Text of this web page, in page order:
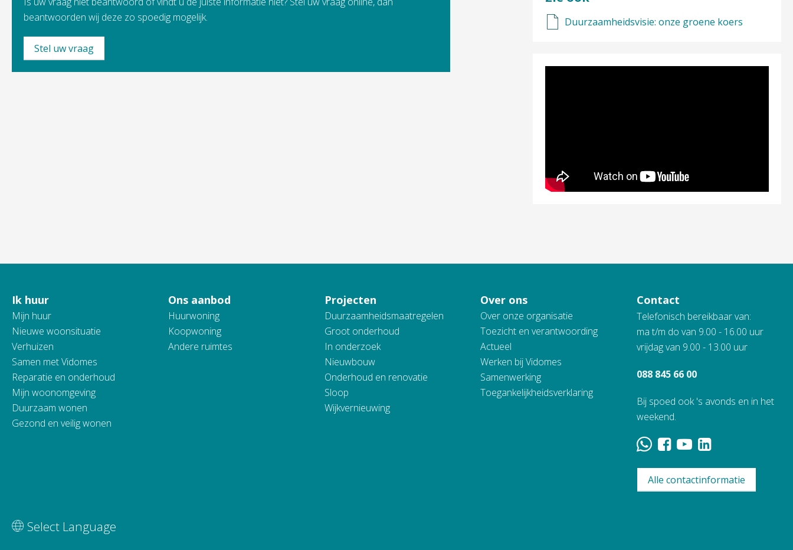
beantwoorden wij deze zo spoedig mogelijk.
Stel uw vraag
Duurzaamheidsvisie: onze groene koers
Contactinformatie
Ik huur
Mijn huur
Nieuwe woonsituatie
Verhuizen
Samen met Vidomes
Reparatie en onderhoud
Mijn woonomgeving
Duurzaam wonen
Gezond en veilig wonen
Ons aanbod
Huurwoning
Koopwoning
Andere ruimtes
Projecten
Duurzaamheidsmaatregelen
Groot onderhoud
In onderzoek
Nieuwbouw
Onderhoud en renovatie
Sloop
Wijkvernieuwing
Over ons
Over onze organisatie
Toezicht en verantwoording
Actueel
Werken bij Vidomes
Samenwerking
Toegankelijkheidsverklaring
Contact
Telefonisch bereikbaar van:
ma t/m do van 9.00 - 16.00 uur
vrijdag van 9.00 - 13.00 uur
088 845 66 00
Bij spoed ook 's avonds en in het
weekend.
Alle contactinformatie
Vertaal deze pagina
Select Language